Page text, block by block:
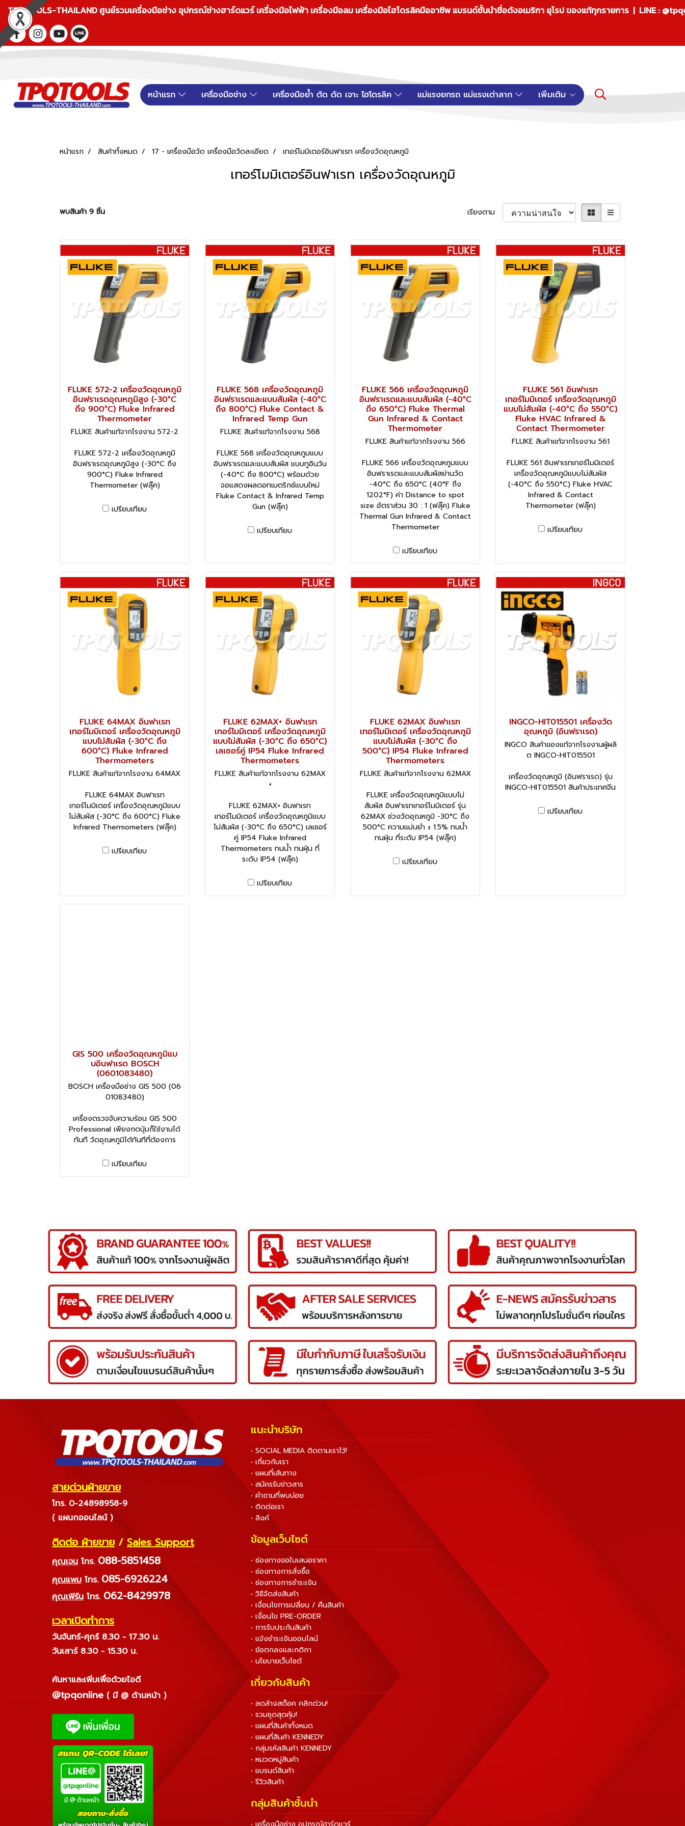
TPQTOOLS-THAILAND ศูนย์รวมเครื่องมือช่าง อุปกรณ์ช่างฮาร์ดแวร์ เครื่องมือไฟฟ้า เครื่องมือลม เครื่องมือไฮโดรลิคมืออาชีพ แบรนด์ชั้นนำชื่อดังอเมริกา ยุโรป ของแท้ทุกรายการ | LINE :
หน้าแรก เครื่องมือช่าง เครื่องมือย้ำ ตัด ดัด เจาะ ไฮโดรลิค แม่แรงยกรถ แม่แรงเต่าลาก เพิ่มเติม
หน้าแรก สินค้าทั้งหมด 17 - เครื่องมือวัด เครื่องมือวัดละเอียด เทอร์โมมิเตอร์อินฟาเรท เครื่องวัดอุณหภูมิ
เทอร์โมมิเตอร์อินฟาเรท เครื่องวัดอุณหภูมิ
พบสินค้า 9 ชิ้น เรียงตาม
FLUKE 572-2 เครื่องวัดอุณหภูมิ
อินฟราเรดอุณหภูมิสูง (-30°C
ถึง 900°C) Fluke Infrared
Thermometer
FLUKE สินค้าแท้จากโรงงาน 572-2
FLUKE 572-2 เครื่องวัดอุณหภูมิ
อินฟราเรดอุณหภูมิสูง (-30°C ถึง
900°C) Fluke Infrared
Thermometer (ฟลุ๊ค)
เปรียบเทียบ
FLUKE 568 เครื่องวัดอุณหภูมิ
อินฟราเรดและแบบสัมผัส (-40°C
ถึง 800°C) Fluke Contact &
Infrared Temp Gun
FLUKE สินค้าแท้จากโรงงาน 568
FLUKE 568 เครื่องวัดอุณหภูมแบบ
อินฟราเรดและแบบสัมผัส แบบทูอินวัน
(-40°C ถึง 800°C) พร้อมด้วย
จอแสดงผลดอทเมตริกซ์แบบใหม่
Fluke Contact & Infrared Temp
Gun (ฟลุ๊ค)
เปรียบเทียบ
FLUKE 566 เครื่องวัดอุณหภูมิ
อินฟราเรดและแบบสัมผัส (-40°C
ถึง 650°C) Fluke Thermal
Gun Infrared & Contact
Thermometer
FLUKE สินค้าแท้จากโรงงาน 566
FLUKE 566 เครื่องวัดอุณหภูมแบบ
อินฟราเรดและแบบสัมผัสย่านวัด
-40°C ถึง 650°C (40°F ถึง
1202°F) ค่า Distance to spot
size อัตราส่วน 30 : 1 (ฟลุ๊ค) Fluke
Thermal Gun Infrared & Contact
Thermometer
เปรียบเทียบ
FLUKE 561 อินฟาเรท
เทอร์โมมิเตอร์ เครื่องวัดอุณหภูมิ
แบบไม่สัมผัส (-40°C ถึง 550°C)
Fluke HVAC Infrared &
Contact Thermometer
FLUKE สินค้าแท้จากโรงงาน 561
FLUKE 561 อินฟาเรทเทอร์โมมิเตอร์
เครื่องวัดอุณหภูมิแบบไม่สัมผัส
(-40°C ถึง 550°C) Fluke HVAC
Infrared & Contact
Thermometer (ฟลุ๊ค)
เปรียบเทียบ
FLUKE 64MAX อินฟาเรท
เทอร์โมมิเตอร์ เครื่องวัดอุณหภูมิ
แบบไม่สัมผัส (-30°C ถึง
600°C) Fluke Infrared
Thermometers
FLUKE สินค้าแท้จากโรงงาน 64MAX
FLUKE 64MAX อินฟาเรท
เทอร์โมมิเตอร์ เครื่องวัดอุณหภูมิแบบ
ไม่สัมผัส (-30°C ถึง 600°C) Fluke
Infrared Thermometers (ฟลุ๊ค)
เปรียบเทียบ
FLUKE 62MAX+ อินฟาเรท
เทอร์โมมิเตอร์ เครื่องวัดอุณหภูมิ
แบบไม่สัมผัส (-30°C ถึง 650°C)
เลเซอร์คู่ IP54 Fluke Infrared
Thermometers
FLUKE สินค้าแท้จากโรงงาน 62MAX
+
FLUKE 62MAX+ อินฟาเรท
เทอร์โมมิเตอร์ เครื่องวัดอุณหภูมิแบบ
ไม่สัมผัส (-30°C ถึง 650°C) เลเซอร์
คู่ IP54 Fluke Infrared
Thermometers ทนน้ำ ทนฝุ่น ที่
ระดับ IP54 (ฟลุ๊ค)
เปรียบเทียบ
FLUKE 62MAX อินฟาเรท
เทอร์โมมิเตอร์ เครื่องวัดอุณหภูมิ
แบบไม่สัมผัส (-30°C ถึง
500°C) IP54 Fluke Infrared
Thermometers
FLUKE สินค้าแท้จากโรงงาน 62MAX
FLUKE เครื่องวัดอุณหภูมิแบบไม่
สัมผัส อินฟาเรทเทอร์โมมิเตอร์ รุ่น
62MAX ช่วงวัดอุณหภูมิ -30°C ถึง
500°C ความแม่นยำ ± 1.5% ทนน้ำ
ทนฝุ่น ที่ระดับ IP54 (ฟลุ๊ค)
เปรียบเทียบ
INGCO-HIT015501 เครื่องวัด
อุณหภูมิ (อินฟราเรด)
INGCO สินค้าของแท้จากโรงงานผู้ผลิ
ต INGCO-HIT015501
เครื่องวัดอุณหภูมิ (อินฟราเรด) รุ่น
INGCO-HIT015501 สินค้าประเทศจีน
เปรียบเทียบ
GIS 500 เครื่องวัดอุณหภูมิแบ
บอินฟาเรด BOSCH
(0601083480)
BOSCH เครื่องมือช่าง GIS 500 (06
01083480)
เครื่องตรวจจับความร้อน GIS 500
Professional เพียงกดปุ่มก็ใช้งานได้
ทันที วัดอุณหภูมิได้ทันทีที่ต้องการ
เปรียบเทียบ
สายด่วนฝ่ายขาย
โทร. 0-24898958-9
( แผนกออนไลน์ )
ติดต่อ ฝ่ายขาย / Sales Support
คุณเจน โทร. 088-5851458
คุณแพม โทร. 085-6926224
คุณเฟิร์น โทร. 062-8429978
เวลาเปิดทำการ
วันจันทร์-ศุกร์ 8.30 - 17.30 น.
วันเสาร์ 8.30 - 15.30 น.
ค้นหาและเพิ่มเพื่อด้วยไอดี
@tpqonline ( มี @ ด้านหน้า )
แนะนำบริษัท
• SOCIAL MEDIA ติดตามเราไว้!
• เกี่ยวกับเรา
• แผนที่เส้นทาง
• สมัครรับข่าวสาร
• คำถามที่พบบ่อย
• ติดต่อเรา
• ลิงค์
ข้อมูลเว็บไซต์
• ช่องทางขอใบเสนอราคา
• ช่องทางการสั่งซื้อ
• ช่องทางการชำระเงิน
• วิธีจัดส่งสินค้า
• เงื่อนไขการเปลี่ยน / คืนสินค้า
• เงื่อนไข PRE-ORDER
• การรับประกันสินค้า
• แจ้งชำระเงินออนไลน์
• ข้อตกลงและกติกา
• นโยบายเว็บไซต์
เกี่ยวกับสินค้า
• ลดล้างสต็อค คลิกด่วน!
• รวมชุดสุดคุ้ม!
• แผนที่สินค้าทั้งหมด
• แผนที่สินค้า KENNEDY
• กลุ่มรหัสสินค้า KENNEDY
• หมวดหมู่สินค้า
• แบรนด์สินค้า
• รีวิวสินค้า
กลุ่มสินค้าชั้นนำ